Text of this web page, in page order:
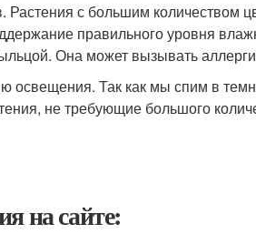
с большим количеством
правильного уровня
Она может вызывать
освещения. Так как мы спим в
не требующие большого
на сайте: